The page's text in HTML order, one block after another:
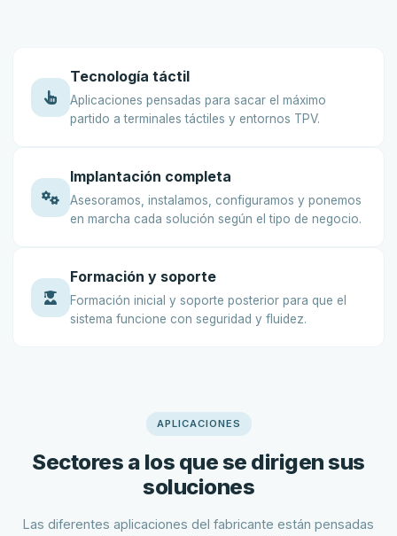
Tecnología táctil
Aplicaciones pensadas para sacar el máximo
partido a terminales táctiles y entornos TPV.
Implantación completa
Asesoramos, instalamos, configuramos y ponemos
en marcha cada solución según el tipo de negocio.
Formación y soporte
Formación inicial y soporte posterior para que el
sistema funcione con seguridad y fluidez.
APLICACIONES
Sectores a los que se dirigen sus
soluciones
Las diferentes aplicaciones del fabricante están pensadas